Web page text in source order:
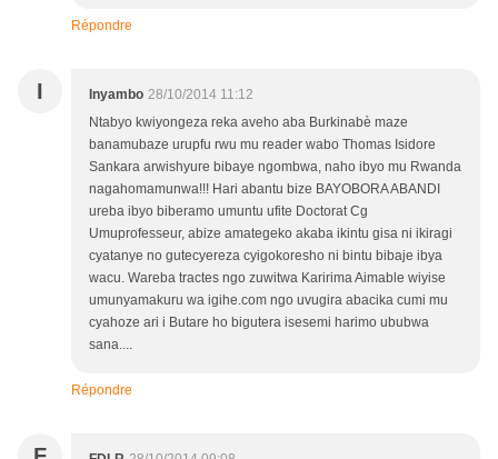
Répondre
I Inyambo 28/10/2014 11:12
Ntabyo kwiyongeza reka aveho aba Burkinabè maze
banamubaze urupfu rwu mu reader wabo Thomas Isidore
Sankara arwishyure bibaye ngombwa, naho ibyo mu Rwanda
nagahomamunwa!!! Hari abantu bize BAYOBORA ABANDI
ureba ibyo biberamo umuntu ufite Doctorat Cg
Umuprofesseur, abize amategeko akaba ikintu gisa ni ikiragi
cyatanye no gutecyereza cyigokoresho ni bintu bibaje ibya
wacu. Wareba tractes ngo zuwitwa Karirima Aimable wiyise
umunyamakuru wa igihe.com ngo uvugira abacika cumi mu
cyahoze ari i Butare ho bigutera isesemi harimo ububwa
sana....
Répondre